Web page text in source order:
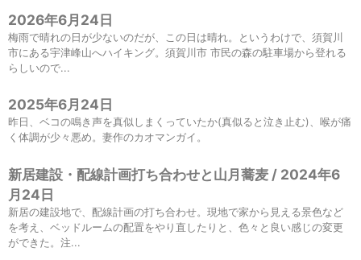
2026年6月24日
梅雨で晴れの日が少ないのだが、この日は晴れ。というわけで、須賀川
市にある宇津峰山へハイキング。須賀川市 市民の森の駐車場から登れる
らしいので...
2025年6月24日
昨日、ベコの鳴き声を真似しまくっていたか(真似ると泣き止む)、喉が痛
く体調が少々悪め。妻作のカオマンガイ。
新居建設・配線計画打ち合わせと山月蕎麦 / 2024年6
月24日
新居の建設地で、配線計画の打ち合わせ。現地で家から見える景色など
を考え、ベッドルームの配置をやり直したりと、色々と良い感じの変更
ができた。注...